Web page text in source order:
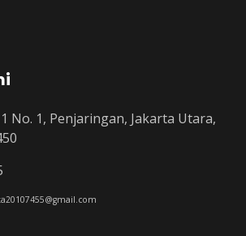
No. 1, Penjaringan, Jakarta Utara,